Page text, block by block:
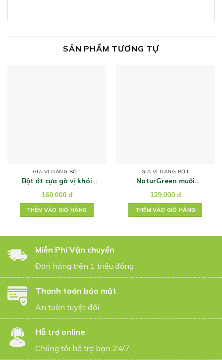
SẢN PHẨM TƯƠNG TỰ
GIA VỊ DẠNG BỘT
Bột ớt cựa gà vị khói
37g
160.000 đ
THÊM VÀO GIỎ HÀNG
GIA VỊ DẠNG BỘT
NaturGreen muối
129.000 đ
THÊM VÀO GIỎ HÀNG
Miễn Phí Vận chuyển
Đơn hàng trên 1 triệu đồng
Thanh toán bảo mật
An toàn tuyệt đối
Hỗ trợ online
Chúng tôi hỗ trợ bạn 24/7